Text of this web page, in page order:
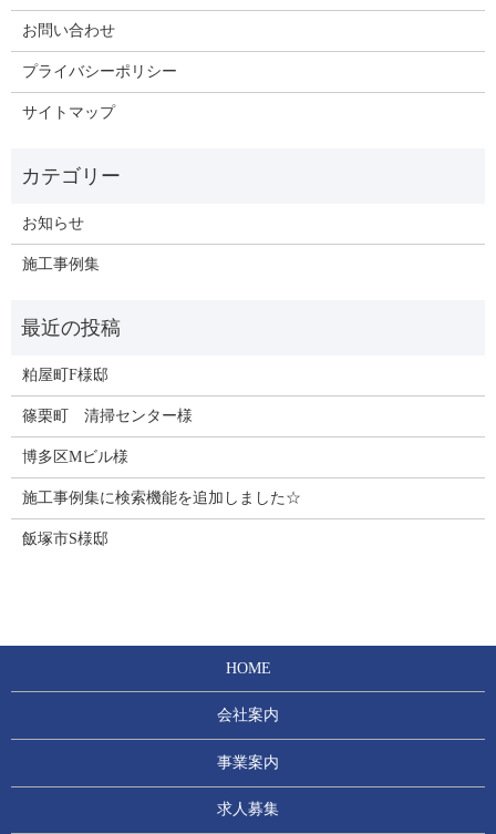
お問い合わせ
プライバシーポリシー
サイトマップ
お知らせ
施工事例集
粕屋町F様邸
篠栗町 清掃センター様
博多区Mビル様
施工事例集に検索機能を追加しました☆
飯塚市S様邸
HOME
会社案内
事業案内
求人募集